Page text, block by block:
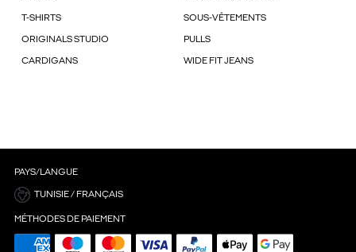
T-SHIRTS SOUS-VÊTEMENTS
ORIGINALS STUDIO PULLS
CARDIGANS WIDE FIT JEANS
PAYS/LANGUE
TUNISIE / FRANÇAIS
MÉTHODES DE PAIEMENT